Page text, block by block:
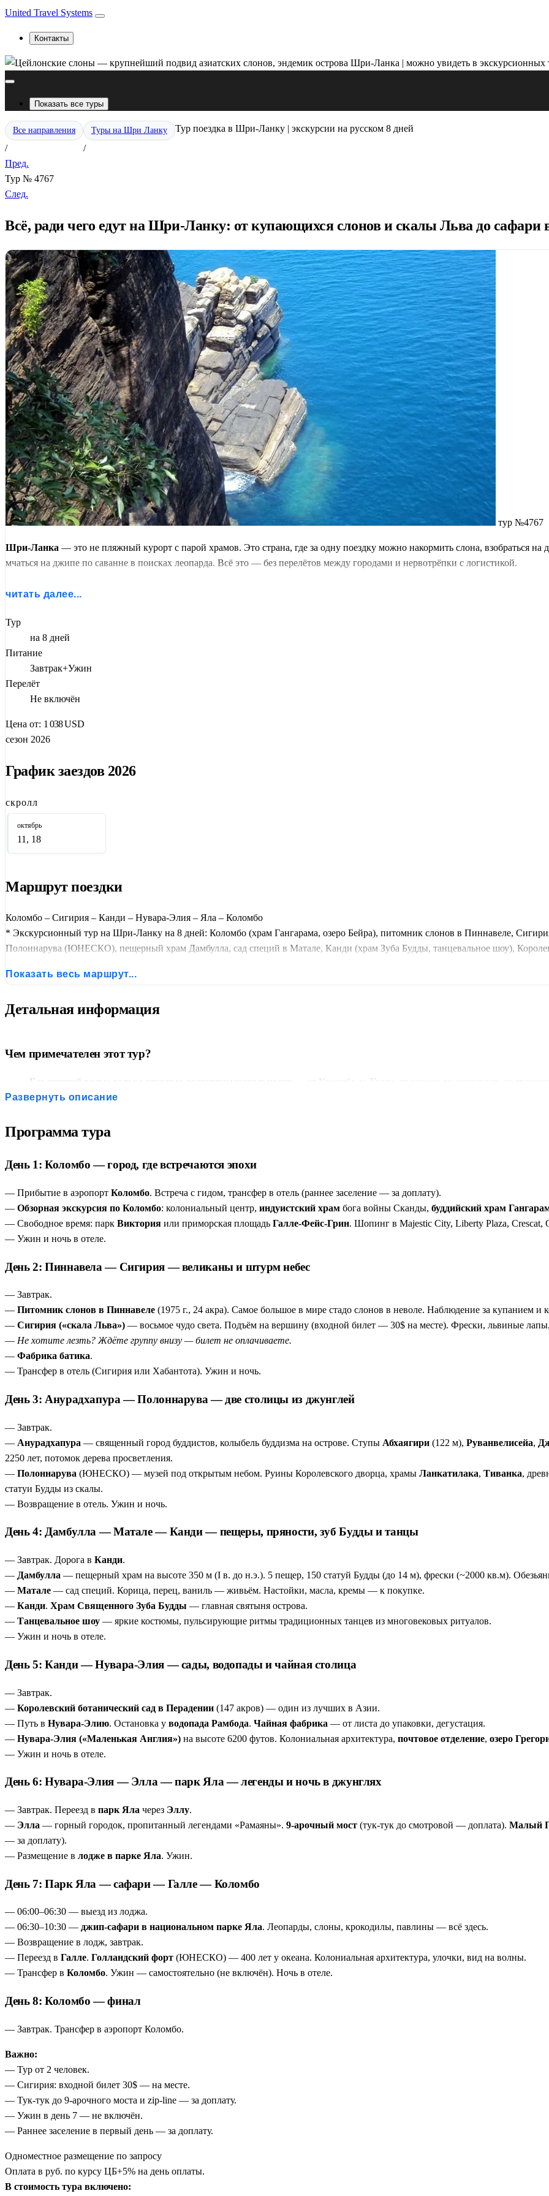
United Travel Systems
Контакты
Показать все туры
Все направления
/
Туры на Шри Ланку
/
Тур поездка в Шри-Ланку | экскурсии на русском 8 дней
Пред.
Тур № 4767
След.
Всё, ради чего едут на Шри-Ланку: от купающихся слонов и скалы Льва до сафари
тур №4767
Шри-Ланка — это не пляжный курорт с парой храмов. Это страна, где за одну поездку можно накормить слона, взобраться
мчаться на джипе по саванне в поисках леопарда. Всё это — без перелётов между городами и нервотрёпки с логистикой.
безумца. Вид на джунгли до горизонта — награда.
Древние столицы
Будды — святыня, ради которой едут паломники со всего мира. А чайные поля
странах за раз.
Кульминация —сафари в парке Яла
читать далее...
Тур
на 8 дней
Питание
Завтрак+Ужин
Перелёт
Не включён
Цена от: 1 038USD
сезон 2026
График заездов 2026
скролл
октябрь
11, 18
Маршрут поездки
Коломбо – Сигирия – Канди – Нувара-Элия – Яла – Коломбо
* Экскурсионный тур на Шри-Ланку на 8 дней: Коломбо (храм Гангарама, озеро Бейра), питомник слонов в Пиннавеле,
Полоннарува (ЮНЕСКО), пещерный храм Дамбулла, сад специй в Матале, Канди (храм Зуба Будды, танцевальное шоу),
человек.
Показать весь маршрут...
Детальная информация
Чем примечателен этот тур?
Без лишней воды: только главные достопримечательности
— от Коломбо до Галле, от слонов до леопардов, от
Пиннавела — не зоопарк, а живой питомник
Анурадхапура и Полоннарува за один день
Храм Зуба Будды в Канди
Сафари в Яле
Развернуть описание
Программа тура
День 1: Коломбо — город, где встречаются эпохи
— Прибытие в аэропорт Коломбо. Встреча с гидом, трансфер в отель (раннее заселение — за доплату).
— Обзорная экскурсия по Коломбо: колониальный центр, индуистский храм бога войны Сканды, буддийский храм
— Свободное время: парк Виктория или приморская площадь Галле-Фейс-Грин. Шопинг в Majestic City, Liberty Plaza, Crescat,
— Ужин и ночь в отеле.
День 2: Пиннавела — Сигирия — великаны и штурм небес
— Завтрак.
— Питомник слонов в Пиннавеле (1975 г., 24 акра). Самое большое в мире стадо слонов в неволе. Наблюдение за купанием и
— Сигирия («скала Льва») — восьмое чудо света. Подъём на вершину (входной билет — 30$ на месте). Фрески, львиные
— Не хотите лезть? Ждёте группу внизу — билет не оплачиваете.
— Фабрика батика.
— Трансфер в отель (Сигирия или Хабантота). Ужин и ночь.
День 3: Анурадхапура — Полоннарува — две столицы из джунглей
— Завтрак.
— Анурадхапура — священный город буддистов, колыбель буддизма на острове. Ступы Абхаягири (122 м), Руванвелисейа,
2250 лет, потомок дерева просветления.
— Полоннарува (ЮНЕСКО) — музей под открытым небом. Руины Королевского дворца, храмы Ланкатилака, Тиванка,
статуи Будды из скалы.
— Возвращение в отель. Ужин и ночь.
День 4: Дамбулла — Матале — Канди — пещеры, пряности, зуб Будды и танцы
— Завтрак. Дорога в Канди.
— Дамбулла — пещерный храм на высоте 350 м (I в. до н.э.). 5 пещер, 150 статуй Будды (до 14 м), фрески (~2000 кв.м).
— Матале — сад специй. Корица, перец, ваниль — живьём. Настойки, масла, кремы — к покупке.
— Канди. Храм Священного Зуба Будды — главная святыня острова.
— Танцевальное шоу — яркие костюмы, пульсирующие ритмы традиционных танцев из многовековых ритуалов.
— Ужин и ночь в отеле.
День 5: Канди — Нувара-Элия — сады, водопады и чайная столица
— Завтрак.
— Королевский ботанический сад в Перадении (147 акров) — один из лучших в Азии.
— Путь в Нувара-Элию. Остановка у водопада Рамбода. Чайная фабрика — от листа до упаковки, дегустация.
— Нувара-Элия («Маленькая Англия») на высоте 6200 футов. Колониальная архитектура, почтовое отделение, озеро
— Ужин и ночь в отеле.
День 6: Нувара-Элия — Элла — парк Яла — легенды и ночь в джунглях
— Завтрак. Переезд в парк Яла через Эллу.
— Элла — горный городок, пропитанный легендами «Рамаяны». 9-арочный мост (тук-тук до смотровой — доплата). Малый
— за доплату).
— Размещение в лодже в парке Яла. Ужин.
День 7: Парк Яла — сафари — Галле — Коломбо
— 06:00–06:30 — выезд из лоджа.
— 06:30–10:30 — джип-сафари в национальном парке Яла. Леопарды, слоны, крокодилы, павлины — всё здесь.
— Возвращение в лодж, завтрак.
— Переезд в Галле. Голландский форт (ЮНЕСКО) — 400 лет у океана. Колониальная архитектура, улочки, вид на волны.
— Трансфер в Коломбо. Ужин — самостоятельно (не включён). Ночь в отеле.
День 8: Коломбо — финал
— Завтрак. Трансфер в аэропорт Коломбо.
Важно:
— Тур от 2 человек.
— Сигирия: входной билет 30$ — на месте.
— Тук-тук до 9-арочного моста и zip-line — за доплату.
— Ужин в день 7 — не включён.
— Раннее заселение в первый день — за доплату.
Одноместное размещение по запросу
Оплата в руб. по курсу ЦБ+5% на день оплаты.
В стоимость тура включено: